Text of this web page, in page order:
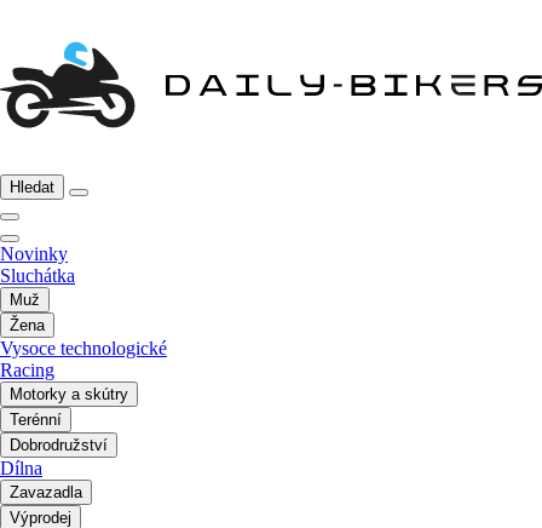
Hledat
Novinky
Sluchátka
Muž
Žena
Vysoce technologické
Racing
Motorky a skútry
Terénní
Dobrodružství
Dílna
Zavazadla
Výprodej